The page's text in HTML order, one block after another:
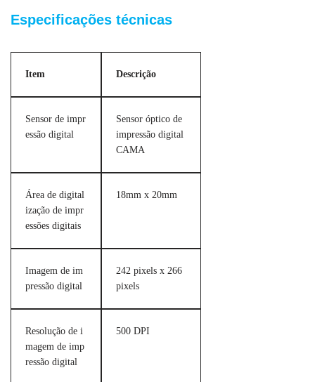
Especificações técnicas
Item Descrição
Sensor de impr
essão digital
Sensor óptico de
impressão digital
CAMA
Área de digital
ização de impr
essões digitais
18mm x 20mm
Imagem de im
pressão digital
242 pixels x 266
pixels
Resolução de i
magem de imp
ressão digital
500 DPI